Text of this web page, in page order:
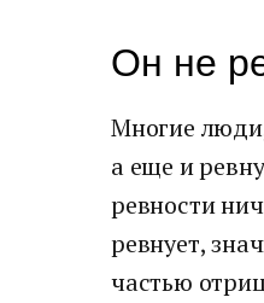
Он не
Многие
а еще и
ревности
ревнует,
частью